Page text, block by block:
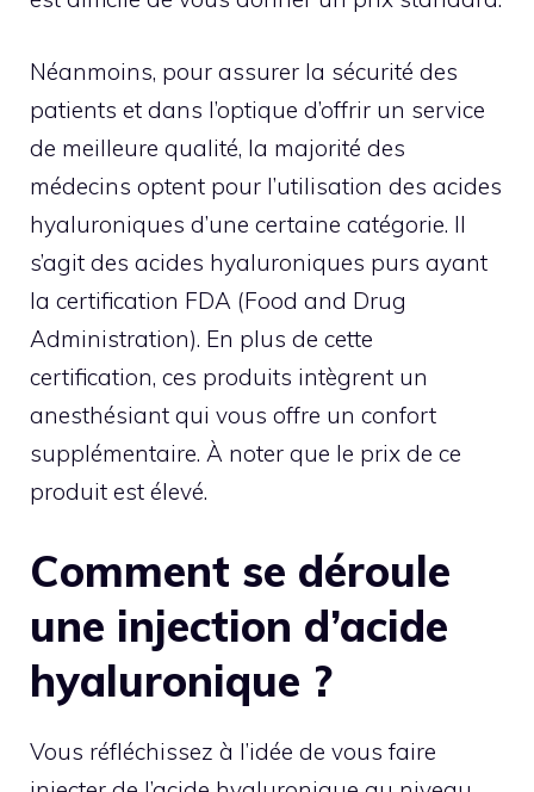
Néanmoins, pour assurer la sécurité des
patients et dans l’optique d’offrir un service
de meilleure qualité, la majorité des
médecins optent pour l’utilisation des acides
hyaluroniques d’une certaine catégorie. Il
s’agit des acides hyaluroniques purs ayant
la certification FDA (Food and Drug
Administration). En plus de cette
certification, ces produits intègrent un
anesthésiant qui vous offre un confort
supplémentaire. À noter que le prix de ce
produit est élevé.
Comment se déroule
une injection d’acide
hyaluronique ?
Vous réfléchissez à l’idée de vous faire